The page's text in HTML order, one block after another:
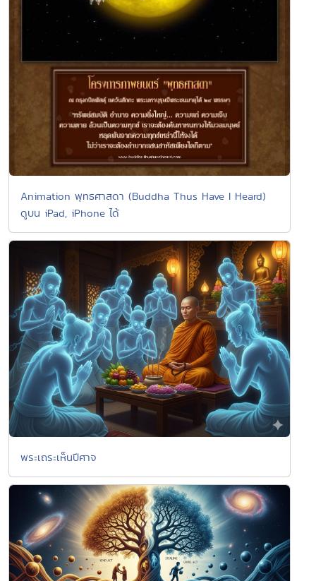
Animation พุทธศาสดา (Buddha Thus Have I Heard)
ดูบน iPad, iPhone ได้
พระเถระเห็นปีศาจ